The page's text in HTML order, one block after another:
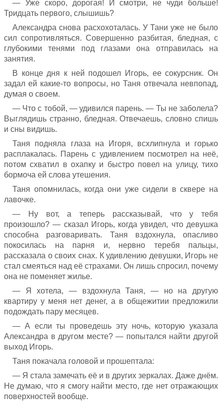
— Уже скоро, дорогая! И смотри, не чуди больше!
Тридцать первого, слышишь?
Александра снова расхохоталась. У Тани уже не было
сил сопротивляться. Совершенно разбитая, бледная, с
глубокими тенями под глазами она отправилась на
занятия.
В конце дня к ней подошел Игорь, ее сокурсник. Он
задал ей какие-то вопросы, но Таня отвечала невпопад,
думая о своем.
— Что с тобой, — удивился парень. — Ты не заболела?
Выглядишь странно, бледная. Отвечаешь, словно спишь
и сны видишь.
Таня подняла глаза на Игоря, всхлипнула и горько
расплакалась. Парень с удивлением посмотрел на неё,
потом схватил в охапку и быстро повел на улицу, тихо
бормоча ей слова утешения.
Таня опомнилась, когда они уже сидели в сквере на
лавочке.
— Ну вот, а теперь рассказывай, что у тебя
произошло? — сказал Игорь, когда увидел, что девушка
способна разговаривать. Таня вздохнула, опасливо
покосилась на парня и, нервно теребя пальцы,
рассказала о своих снах. К удивлению девушки, Игорь не
стал смеяться над её страхами. Он лишь спросил, почему
она не поменяет жилье.
— Я хотела, — вздохнула Таня, — но на другую
квартиру у меня нет денег, а в общежитии предложили
подождать пару месяцев.
— А если ты проведешь эту ночь, которую указала
Александра в другом месте? — попытался найти другой
выход Игорь.
Таня покачала головой и прошептала:
— Я стала замечать её и в других зеркалах. Даже днём.
Не думаю, что я смогу найти место, где нет отражающих
поверхностей вообще.